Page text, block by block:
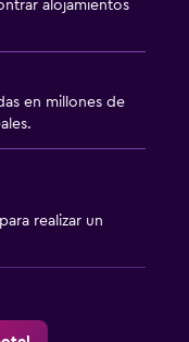
alojamientos
en millones de
para realizar un